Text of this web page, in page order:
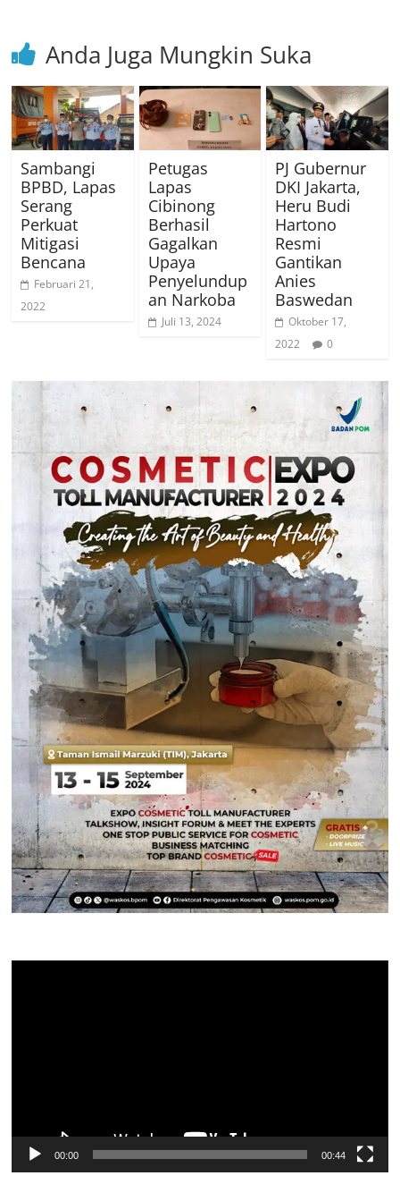
Anda Juga Mungkin Suka
Sambangi
BPBD, Lapas
Serang
Perkuat
Mitigasi
Bencana
Februari 21,
2022
Petugas
Lapas
Cibinong
Berhasil
Gagalkan
Upaya
Penyelundup
an Narkoba
Juli 13, 2024
PJ Gubernur
DKI Jakarta,
Heru Budi
Hartono
Resmi
Gantikan
Anies
Baswedan
Oktober 17,
2022
0
00:00 00:44